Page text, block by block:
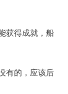
获得成就，船
有的，应该后